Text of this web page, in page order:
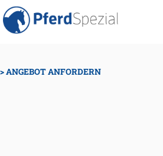
ANGEBOT ANFORDERN